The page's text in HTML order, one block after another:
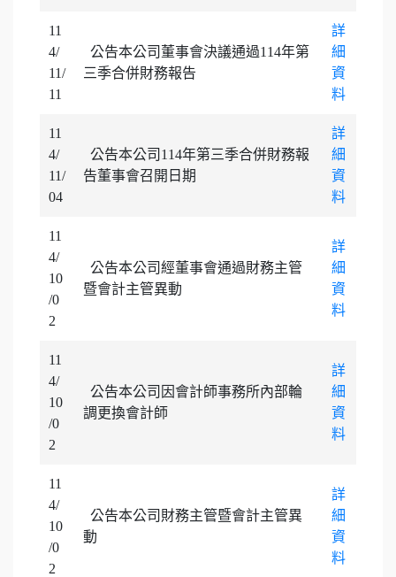
11
4/
11/
11
公告本公司董事會決議通過114年第
三季合併財務報告
詳
細
資
料
11
4/
11/
04
公告本公司114年第三季合併財務報
告董事會召開日期
詳
細
資
料
11
4/
10
/0
2
公告本公司經董事會通過財務主管
暨會計主管異動
詳
細
資
料
11
4/
10
/0
2
公告本公司因會計師事務所內部輪
調更換會計師
詳
細
資
料
11
4/
10
/0
2
公告本公司財務主管暨會計主管異
動
詳
細
資
料